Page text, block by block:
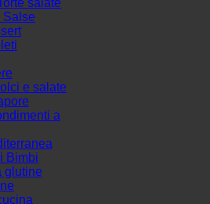
Salse
e salate
a
Bimbi
glutine